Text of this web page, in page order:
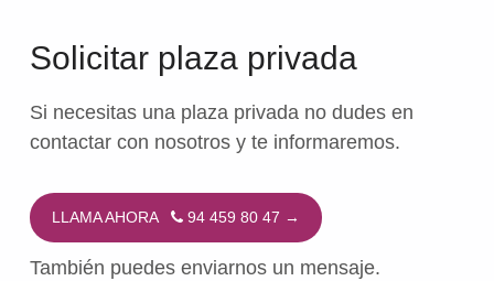
Solicitar plaza privada
Si necesitas una plaza privada no dudes en
contactar con nosotros y te informaremos.
LLAMA AHORA 94 459 80 47 →
También puedes enviarnos un mensaje.